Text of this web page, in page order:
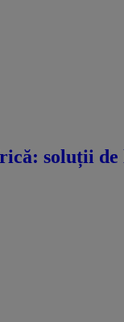
soluții